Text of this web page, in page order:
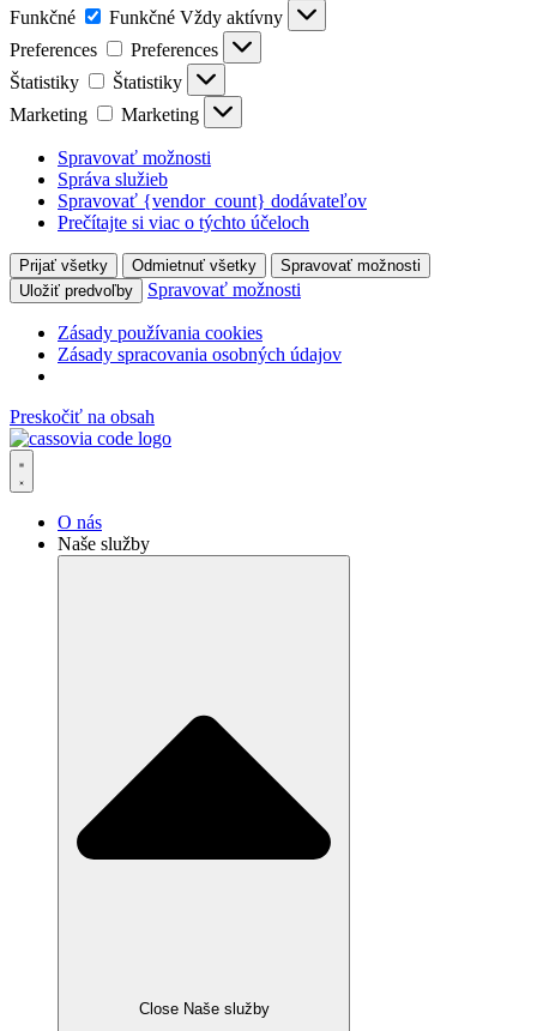
Funkčné
Funkčné Vždy aktívny
Preferences
Preferences
Štatistiky
Štatistiky
Marketing
Marketing
Spravovať možnosti
Správa služieb
Spravovať {vendor_count} dodávateľov
Prečítajte si viac o týchto účeloch
Prijať všetky Odmietnuť všetky
Spravovať možnosti
Uložiť predvoľby
Spravovať možnosti
Zásady používania cookies
Zásady spracovania osobných údajov
Preskočiť na obsah
O nás
Naše služby
Close Naše služby